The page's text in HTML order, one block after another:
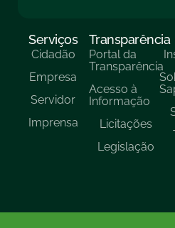
Serviços
Cidadão
Empresa
Servidor
Imprensa
Transparência
Portal da
Transparência
Acesso à
Informação
Licitações
Legislação